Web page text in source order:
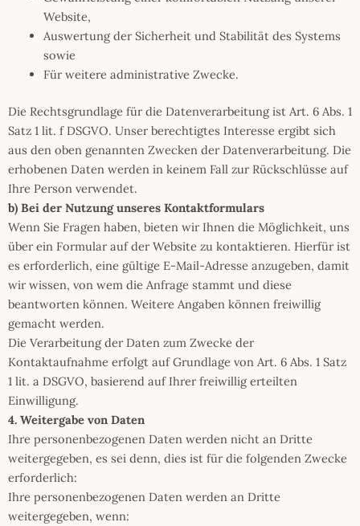
Website,
Auswertung der Sicherheit und Stabilität des Systems
sowie
Für weitere administrative Zwecke.
Die Rechtsgrundlage für die Datenverarbeitung ist Art. 6 Abs. 1
Satz 1 lit. f DSGVO. Unser berechtigtes Interesse ergibt sich
aus den oben genannten Zwecken der Datenverarbeitung. Die
erhobenen Daten werden in keinem Fall zur Rückschlüsse auf
Ihre Person verwendet.
b) Bei der Nutzung unseres Kontaktformulars
Wenn Sie Fragen haben, bieten wir Ihnen die Möglichkeit, uns
über ein Formular auf der Website zu kontaktieren. Hierfür ist
es erforderlich, eine gültige E-Mail-Adresse anzugeben, damit
wir wissen, von wem die Anfrage stammt und diese
beantworten können. Weitere Angaben können freiwillig
gemacht werden.
Die Verarbeitung der Daten zum Zwecke der
Kontaktaufnahme erfolgt auf Grundlage von Art. 6 Abs. 1 Satz
1 lit. a DSGVO, basierend auf Ihrer freiwillig erteilten
Einwilligung.
4. Weitergabe von Daten
Ihre personenbezogenen Daten werden nicht an Dritte
weitergegeben, es sei denn, dies ist für die folgenden Zwecke
erforderlich:
Ihre personenbezogenen Daten werden an Dritte
weitergegeben, wenn: